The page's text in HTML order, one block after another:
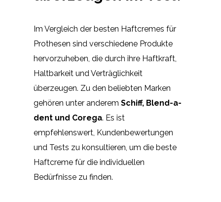
Im Vergleich der besten Haftcremes für
Prothesen sind verschiedene Produkte
hervorzuheben, die durch ihre Haftkraft,
Haltbarkeit und Verträglichkeit
überzeugen. Zu den beliebten Marken
gehören unter anderem Schiff, Blend-a-
dent und Corega. Es ist
empfehlenswert, Kundenbewertungen
und Tests zu konsultieren, um die beste
Haftcreme für die individuellen
Bedürfnisse zu finden.